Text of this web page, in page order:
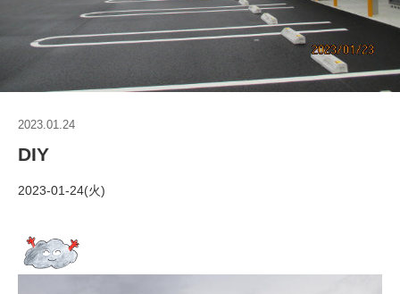
2023.01.24
DIY
2023-01-24(火)